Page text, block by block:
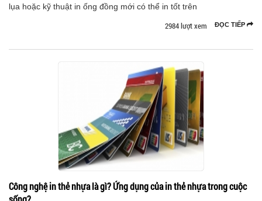
lụa hoặc kỹ thuật in ống đồng mới có thể in tốt trên
ĐỌC TIẾP
2984 lượt xem
Công nghệ in thẻ nhựa là gì? Ứng dụng của in thẻ nhựa trong cuộc